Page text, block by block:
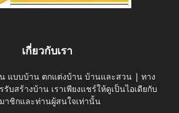
เกี่ยวกับเรา
น แบบบ้าน ตกแต่งบ้าน บ้านและสวน | ทาง
รับสร้างบ้าน เราเพียงแชร์ให้ดูเป็นไอเดียกับ
าชิกและท่านผู้สนใจเท่านั้น